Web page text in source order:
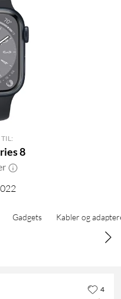
8
Gadgets Kabler og
4